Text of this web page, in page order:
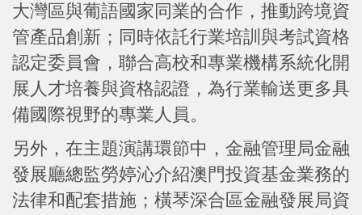
大灣區與葡語國家同業的合作，推動跨境資
管產品創新；同時依託行業培訓與考試資格
認定委員會，聯合高校和專業機構系統化開
展人才培養與資格認證，為行業輸送更多具
備國際視野的專業人員。
另外，在主題演講環節中，金融管理局金融
發展廳總監勞婷沁介紹澳門投資基金業務的
法律和配套措施；橫琴深合區金融發展局資